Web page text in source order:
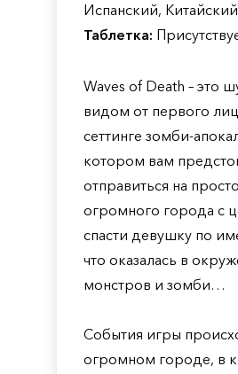
Испанский,
Таблетка:
Waves of Death – это
видом от первого
сеттинге зомби-
котором вам
отправиться на
огромного города с
спасти девушку по
что оказалась в
монстров и зомби…
События игры
огромном городе, в